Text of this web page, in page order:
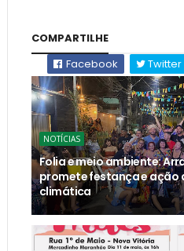
COMPARTILHE
Facebook
Twitter
NOTÍCIAS
Folia e meio ambiente:
promete festança e ação
climática